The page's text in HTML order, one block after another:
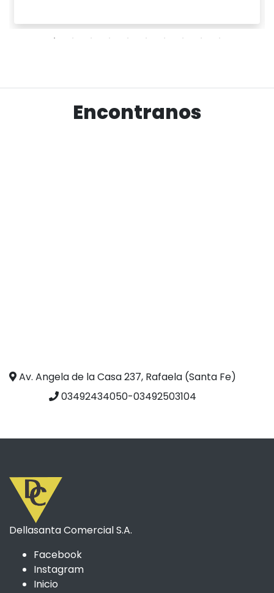
Encontranos
Av. Angela de la Casa 237, Rafaela (Santa Fe)
03492434050-03492503104
Dellasanta Comercial S.A.
Facebook
Instagram
Inicio